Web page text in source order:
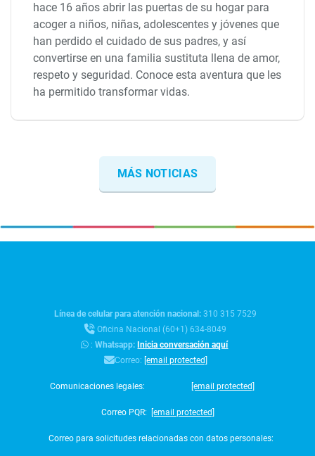
hace 16 años abrir las puertas de su hogar para
acoger a niños, niñas, adolescentes y jóvenes que
han perdido el cuidado de sus padres, y así
convertirse en una familia sustituta llena de amor,
respeto y seguridad. Conoce esta aventura que les
ha permitido transformar vidas.
MÁS NOTICIAS
Línea de celular para atención nacional:310 315 7529
Oficina Nacional (60+1) 634-8049
:Whatsapp: Inicia conversación aquí
Correo: [email protected]
Comunicaciones legales: [email protected]
Correo PQR: [email protected]
Correo para solicitudes relacionadas con datos personales: